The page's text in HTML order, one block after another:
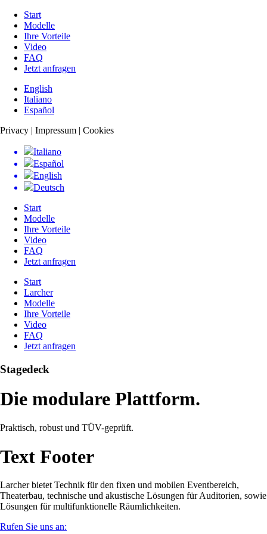
Start
Modelle
Ihre Vorteile
Video
FAQ
Jetzt anfragen
English
Italiano
Español
Privacy | Impressum | Cookies
Italiano
Español
English
Deutsch
Start
Modelle
Ihre Vorteile
Video
FAQ
Jetzt anfragen
Start
Larcher
Modelle
Ihre Vorteile
Video
FAQ
Jetzt anfragen
Stagedeck
Die modulare Plattform.
Praktisch, robust und TÜV-geprüft.
Text Footer
Larcher bietet Technik für den fixen und mobilen Eventbereich,
Theaterbau, technische und akustische Lösungen für Auditorien, sowie
Lösungen für multifunktionelle Räumlichkeiten.
Rufen Sie uns an: